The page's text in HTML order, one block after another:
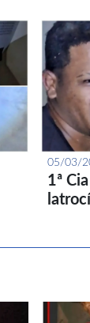
05/03/
1ª